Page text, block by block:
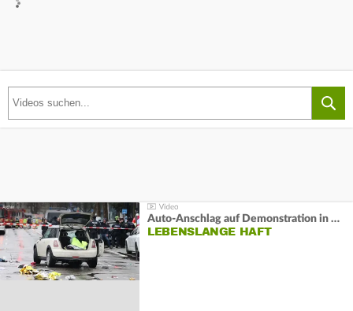
Auto-Anschlag auf Demonstration in München:
LEBENSLANGE HAFT